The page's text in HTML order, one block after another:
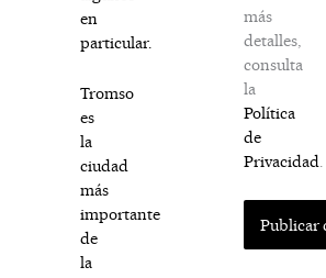
en
particular.
Tromso
es
la
ciudad
más
importante
de
la
más
detalles,
consulta
la
Política
de
Privacidad